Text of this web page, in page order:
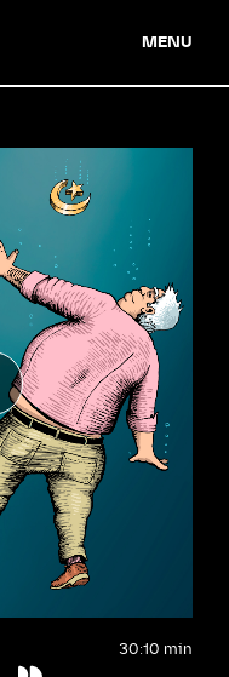
MENU
30:10 min